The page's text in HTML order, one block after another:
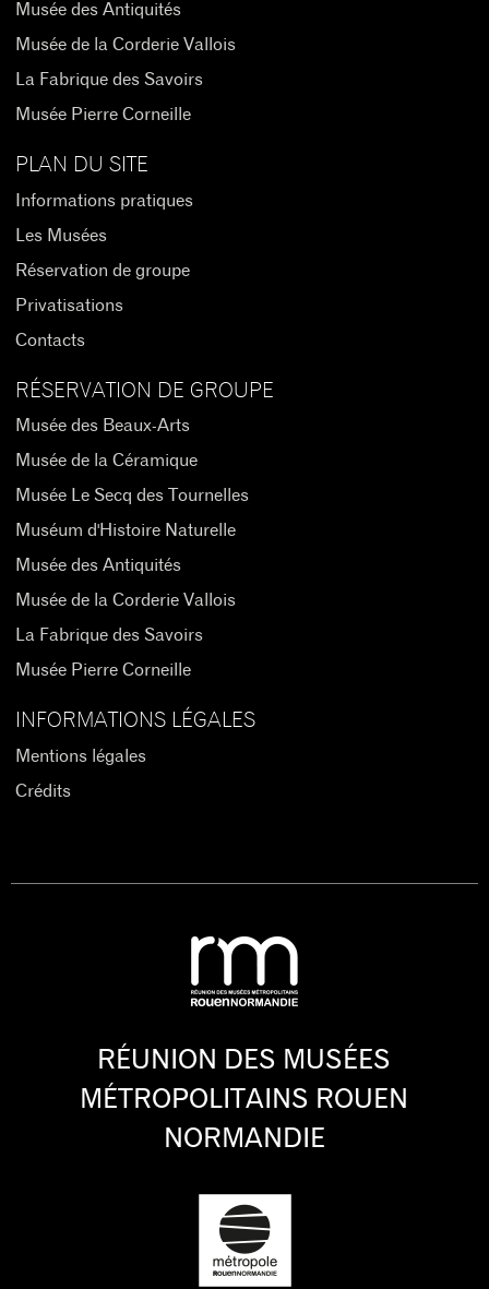
Musée des Antiquités
Musée de la Corderie Vallois
La Fabrique des Savoirs
Musée Pierre Corneille
PLAN DU SITE
Informations pratiques
Les Musées
Réservation de groupe
Privatisations
Contacts
RÉSERVATION DE GROUPE
Musée des Beaux-Arts
Musée de la Céramique
Musée Le Secq des Tournelles
Muséum d'Histoire Naturelle
Musée des Antiquités
Musée de la Corderie Vallois
La Fabrique des Savoirs
Musée Pierre Corneille
INFORMATIONS LÉGALES
Mentions légales
Crédits
RÉUNION DES MUSÉES
MÉTROPOLITAINS ROUEN
NORMANDIE